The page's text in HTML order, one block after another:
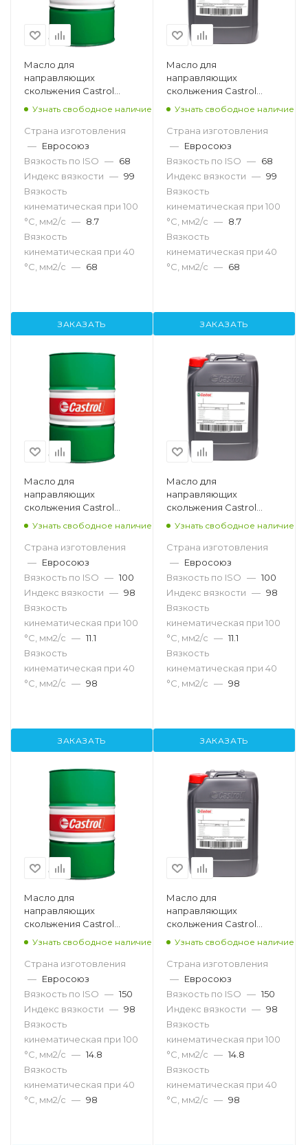
Масло для
направляющих
скольжения Castrol
Magna SW 68, 208л
Узнать свободное наличие
Страна изготовления
— Евросоюз
Вязкость по ISO — 68
Индекс вязкости — 99
Вязкость
кинематическая при 100
°С, мм2/с — 8.7
Вязкость
кинематическая при 40
°С, мм2/с — 68
ЗАКАЗАТЬ
Масло для
направляющих
скольжения Castrol
Magna SW 68, 20л
Узнать свободное наличие
Страна изготовления
— Евросоюз
Вязкость по ISO — 68
Индекс вязкости — 99
Вязкость
кинематическая при 100
°С, мм2/с — 8.7
Вязкость
кинематическая при 40
°С, мм2/с — 68
ЗАКАЗАТЬ
Масло для
направляющих
скольжения Castrol
Magna SW B 100, 208л
Узнать свободное наличие
Страна изготовления
— Евросоюз
Вязкость по ISO — 100
Индекс вязкости — 98
Вязкость
кинематическая при 100
°С, мм2/с — 11.1
Вязкость
кинематическая при 40
°С, мм2/с — 98
ЗАКАЗАТЬ
Масло для
направляющих
скольжения Castrol
Magna SW B 100, 20л
Узнать свободное наличие
Страна изготовления
— Евросоюз
Вязкость по ISO — 100
Индекс вязкости — 98
Вязкость
кинематическая при 100
°С, мм2/с — 11.1
Вязкость
кинематическая при 40
°С, мм2/с — 98
ЗАКАЗАТЬ
Масло для
направляющих
скольжения Castrol
Magna SW B 150, 208л
Узнать свободное наличие
Страна изготовления
— Евросоюз
Вязкость по ISO — 150
Индекс вязкости — 98
Вязкость
кинематическая при 100
°С, мм2/с — 14.8
Вязкость
кинематическая при 40
°С, мм2/с — 98
Масло для
направляющих
скольжения Castrol
Magna SW B 150, 20л
Узнать свободное наличие
Страна изготовления
— Евросоюз
Вязкость по ISO — 150
Индекс вязкости — 98
Вязкость
кинематическая при 100
°С, мм2/с — 14.8
Вязкость
кинематическая при 40
°С, мм2/с — 98